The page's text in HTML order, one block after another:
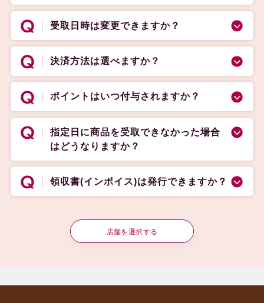
受取日時は変更できますか？
決済方法は選べますか？
ポイントはいつ付与されますか？
指定日に商品を受取できなかった場合
はどうなりますか？
領収書(インボイス)は発行できますか？
店舗を選択する